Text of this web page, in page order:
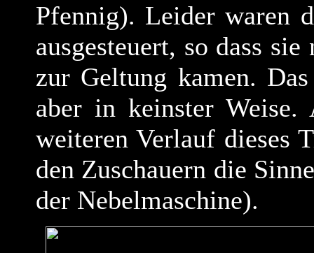
Pfennig). Leider waren
ausgesteuert, so dass
zur Geltung kamen.
aber in keinster
weiteren Verlauf dieses
den Zuschauern die
der Nebelmaschine).